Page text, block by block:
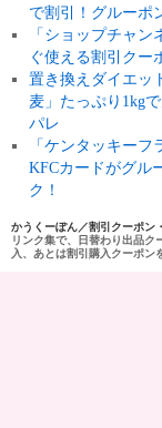
で割引！グルーポ
「ショップチャン
ぐ使える割引クー
置き換えダイエッ
麦」たっぷり1kg
パレ
「ケンタッキーフ
KFCカードがグル
ク！
かうくーぽん／割引クーポン
リンク集で、日替わり出品
入、あとは割引購入クーポン